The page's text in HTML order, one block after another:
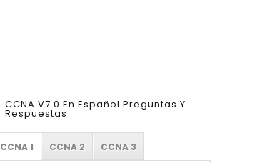
CCNA V7.0 En Español Preguntas Y
Respuestas
CCNA 1 CCNA 2 CCNA 3